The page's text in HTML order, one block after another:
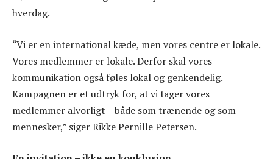
hverdag.
“Vi er en international kæde, men vores centre er lokale.
Vores medlemmer er lokale. Derfor skal vores
kommunikation også føles lokal og genkendelig.
Kampagnen er et udtryk for, at vi tager vores
medlemmer alvorligt – både som trænende og som
mennesker,” siger Rikke Pernille Petersen.